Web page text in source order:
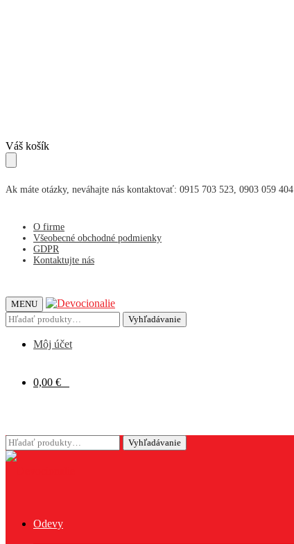
Skip
to
navigation
Skip
to
content
Váš košík
Ak máte otázky, neváhajte nás kontaktovať: 0915 703 523, 0903 059 404
O firme
Všeobecné obchodné podmienky
GDPR
Kontaktujte nás
MENU
Hľadať: Vyhľadávanie
Môj účet
0,00 €
Hľadať: Vyhľadávanie
Odevy